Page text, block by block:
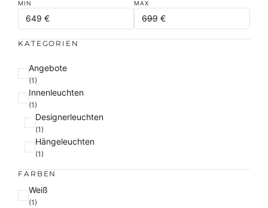
KATEGORIEN
K
a
t
e
e
Angebote
(1)
Innenleuchten
(1)
Designerleuchten
(1)
Hängeleuchten
(1)
FARBEN
F
a
Weiß
(1)